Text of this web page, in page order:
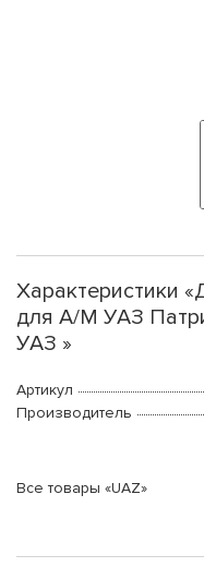
Характеристики
для А/М УАЗ
УАЗ »
Артикул
Производитель
Все товары «UAZ»